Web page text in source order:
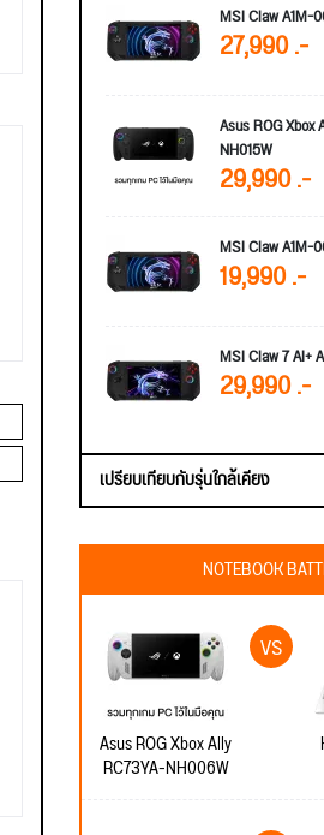
MSI Claw A1M-
27,990 .-
Asus ROG Xbox
NH015W
29,990 .-
MSI Claw A1M-
19,990 .-
MSI Claw 7 AI+
29,990 .-
เปรียบเทียบกับรุ่นใกล้เคียง
NOTEBOOK
Asus ROG Xbox Ally
RC73YA-NH006W